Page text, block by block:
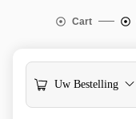
Cart
Uw Bestelling